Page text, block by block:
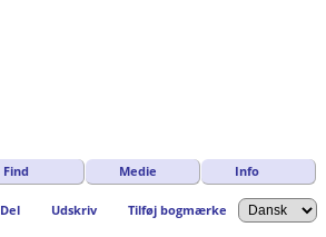
Find Medie Info
Del Udskriv Tilføj bogmærke